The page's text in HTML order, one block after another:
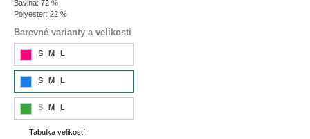
Bavlna: 72 %
Polyester: 22 %
Barevné varianty a velikosti
S M L
S M L
S M L
Tabulka velikostí